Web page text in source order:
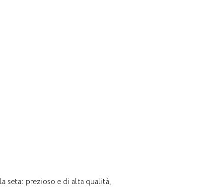
seta: prezioso e di alta qualità,